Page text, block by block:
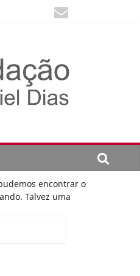
encontrar o
Talvez uma